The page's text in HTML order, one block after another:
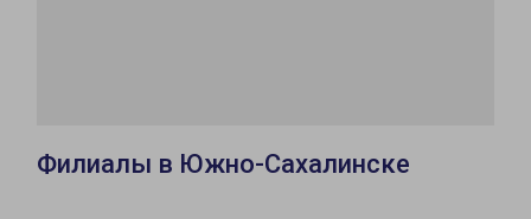
Филиалы в Южно-Сахалинске